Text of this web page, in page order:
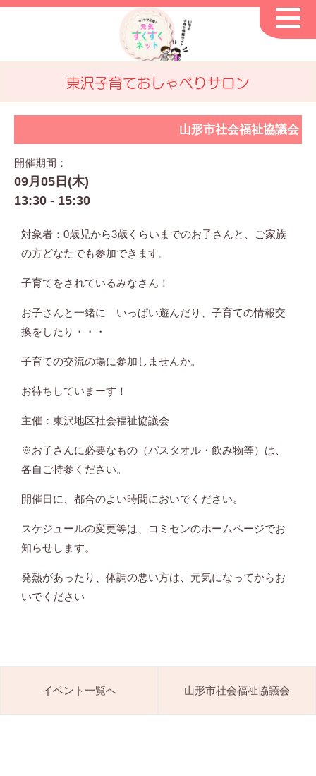
東沢子育ておしゃべりサロン
山形市社会福祉協議会
開催期間：
09月05日(木)
13:30 - 15:30
対象者： 0歳児から3歳くらいまでのお子さんと、ご家族
の方どなたでも参加できます。
子育てをされているみなさん！
お子さんと一緒に いっぱい遊んだり、子育ての情報交
換をしたり・・・
子育ての交流の場に参加しませんか。
お待ちしていまーす！
主催：東沢地区社会福祉協議会
※お子さんに必要なもの（バスタオル・飲み物等）は、
各自ご持参ください。
開催日に、都合のよい時間においでください。
スケジュールの変更等は、コミセンのホームページでお
知らせします。
発熱があったり、体調の悪い方は、元気になってからお
いでください
イベント一覧へ 山形市社会福祉協議会